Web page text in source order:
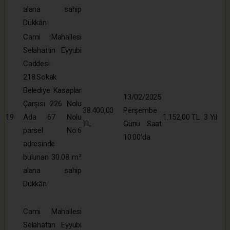
alana sahip
Dükkân
19
Cami Mahallesi
Selahattin Eyyubi
Caddesi
218.Sokak
Belediye Kasaplar
Çarşısı 226 Nolu
Ada 67 Nolu
parsel No:6
adresinde
bulunan 30.08 m²
alana sahip
Dükkân
38.400,00
TL
13/02/2025
Perşembe
Günü Saat
10:00’da
1.152,00 TL 3 Yıl
Cami Mahallesi
Selahattin Eyyubi